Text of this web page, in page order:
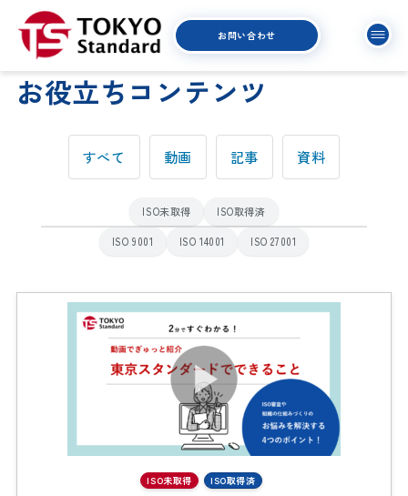
お問い合わせ
お役立ちコンテンツ
すべて 動画 記事 資料
ISO未取得 ISO取得済
ISO 9001 ISO 14001 ISO 27001
ISO未取得 ISO取得済